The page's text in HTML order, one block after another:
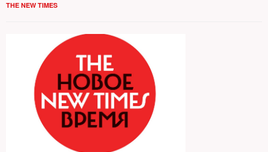
THE NEW TIMES